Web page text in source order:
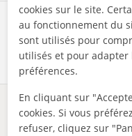
Partagez ce
Des problèmes
cookies sur le site.
au fonctionnement du
sont utilisés pour
utilisés et pour
préférences.
En cliquant sur
cookies. Si vous
refuser, cliquez sur